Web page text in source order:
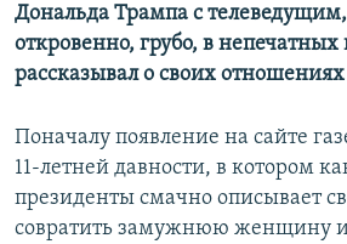
Дональда Трампа с
откровенно, грубо, в
рассказывал о своих
Поначалу появление на сайте
11-летней давности, в котором
президенты смачно описывает
совратить замужнюю женщину и